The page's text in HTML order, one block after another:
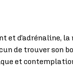
et d’adrénaline,
de trouver son
et